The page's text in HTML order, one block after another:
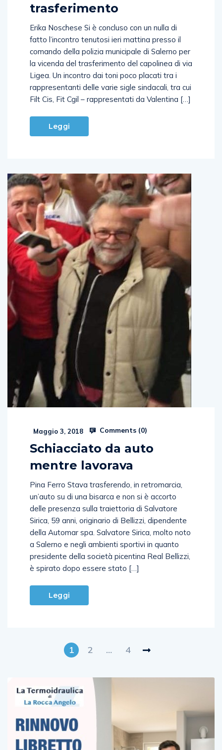
trasferimento
Erika Noschese Si è concluso con un nulla di
fatto l’incontro tenutosi ieri mattina presso il
comando della polizia municipale di Salerno per
la vicenda del trasferimento del capolinea di via
Ligea. Un incontro dai toni poco placati tra i
rappresentanti delle varie sigle sindacali, tra cui
Filt Cis, Fit Cgil – rappresentati da Valentina […]
Leggi
Maggio 3, 2018 Comments (0)
Schiacciato da auto
mentre lavorava
Pina Ferro Stava trasferendo, in retromarcia,
un’auto su di una bisarca e non si è accorto
delle presenza sulla traiettoria di Salvatore
Sirica, 59 anni, originario di Bellizzi, dipendente
della Automar spa. Salvatore Sirica, molto noto
a Salerno e negli ambienti sportivi in quanto
presidente della società picentina Real Bellizzi,
è spirato dopo essere stato […]
Leggi
1 2 … 4